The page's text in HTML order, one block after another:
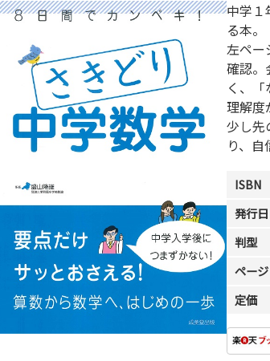
中学１
る本。
左ペー
確認。
く、
理解度
少し先
り、自
ISBN
発行日
判型
ページ
定価